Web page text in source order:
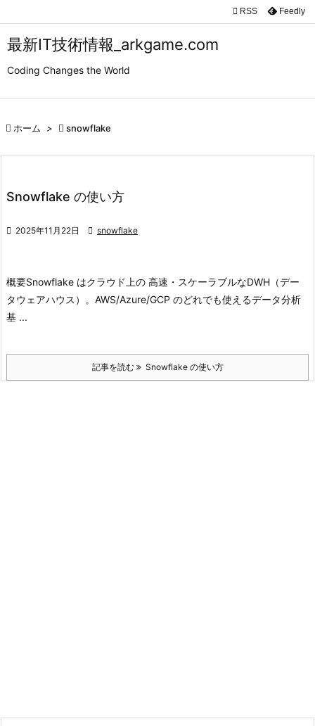
最新IT技術情報_arkgame.com
Coding Changes the World


 RSS Feedly
 ホーム >  snowflake
Snowflake の使い方
 2025年11月22日  snowflake
概要Snowflake はクラウド上の 高速・スケーラブルなDWH（デー
タウェアハウス）。 AWS/Azure/GCP のどれでも使えるデータ分析
基 ...
記事を読む Snowflake の使い方